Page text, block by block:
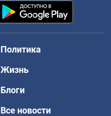
Политика
Жизнь
Блоги
Все новости